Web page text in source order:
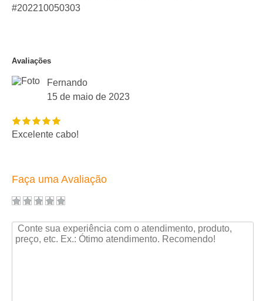
#202210050303
Avaliações
Fernando
15 de maio de 2023
Excelente cabo!
Faça uma Avaliação